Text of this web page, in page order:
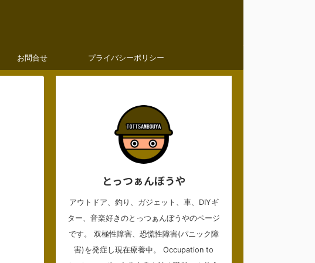
お問合せ プライバシーポリシー
とっつぁんぼうや
アウトドア、釣り、ガジェット、車、DIYギ
ター、音楽好きのとっつぁんぼうやのページ
です。 双極性障害、恐慌性障害(パニック障
害)を発症し現在療養中。 Occupation to